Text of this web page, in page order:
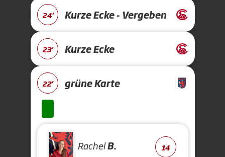
24' Kurze Ecke - Vergeben
23' Kurze Ecke
22' grüne Karte
RachelB. 14